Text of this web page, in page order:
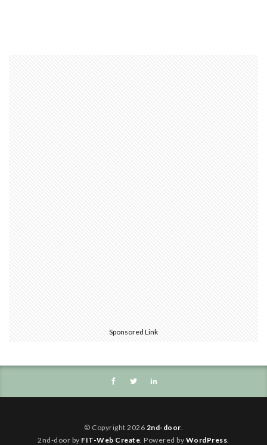
Sponsored Link
© Copyright 2026 2nd-door
2nd-door by FIT-Web Create . Powered by WordPress